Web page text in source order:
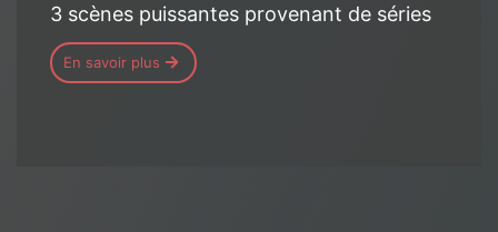
3 scènes puissantes provenant de séries
En savoir plus